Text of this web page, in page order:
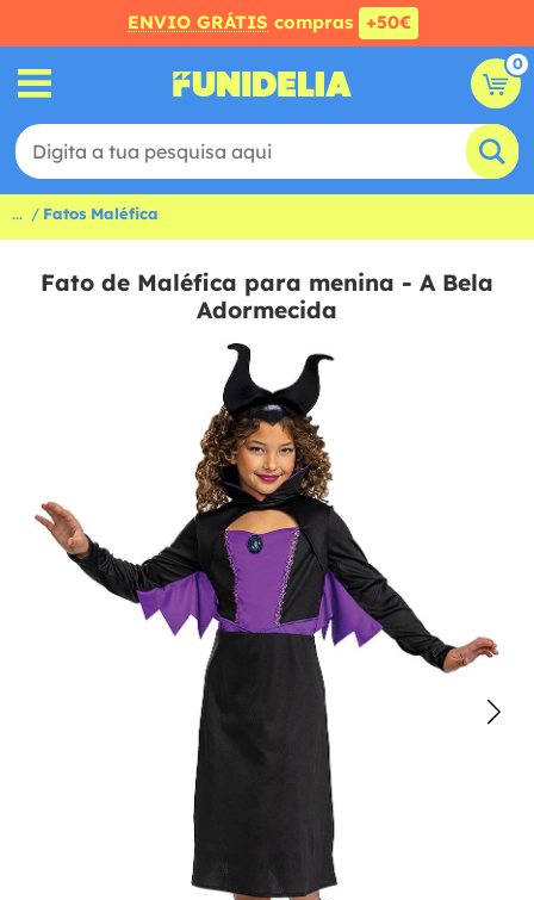
ENVIO GRÁTIS compras +50€
0
... Fatos Maléfica
Fato de Maléfica para menina - A Bela
Adormecida